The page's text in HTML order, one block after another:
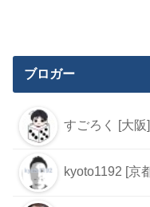
ブロガー
すごろく [大阪]
kyoto1192 [京